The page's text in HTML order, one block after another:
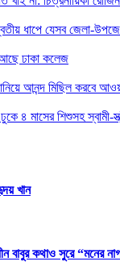
ধাপে যেসব জেলা-
আছে ঢাকা কলেজ
আনন্দ মিছিল করবে
৪ মাসের শিশুসহ স্বামী-
খান
বাবুর কথাও সুরে “মনের